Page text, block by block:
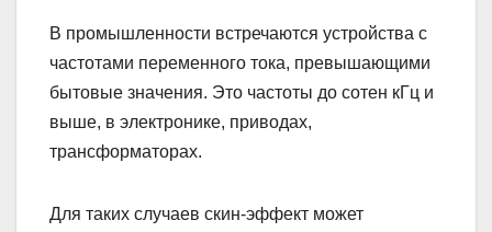
В промышленности встречаются устройства с
частотами переменного тока, превышающими
бытовые значения. Это частоты до сотен кГц и
выше, в электронике, приводах,
трансформаторах.
Для таких случаев скин-эффект может